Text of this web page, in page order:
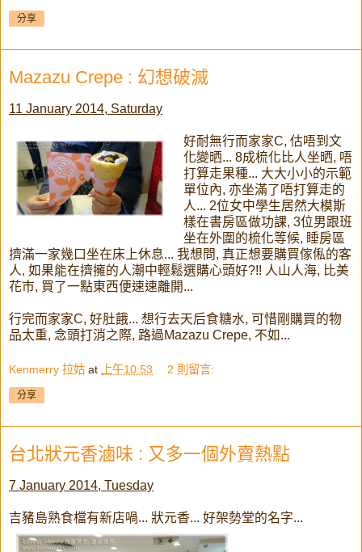
分享
Mazazu Crepe : 幻想破滅
11 January 2014, Saturday
好耐無行而家家C, 估唔到文
化變晒... 8成梳化比人坐晒, 唔
打算走果種... 大大小小的示範
單位內, 亦坐滿了唔打算走的
人... 2位女中學生居然大模斯
樣在書房區做功課, 3位男跟班
坐在外圍的梳化等候, 睡房區
擠滿一家幾口坐在床上休息... 我想問, 真正想要購買傢俬的客
人, 如果能在擠擁的人潮中輕鬆選購心頭好?!! 人山人海, 比美
花市, 買了一點東西便速速離開...
行完而家家C, 好肚餓... 想行去天后食糖水, 可惜剛購買的物
品太重, 念頭打消之際, 路過Mazazu Crepe, 不如...
Kenmerry 拉姑 at 上午10:53 2 則留言:
分享
台北狀元香滷味 : 又多一個外賣熱點
7 January 2014, Tuesday
吉豬島熟食檔有新店喎... 狀元香... 好架勢堂的名字...